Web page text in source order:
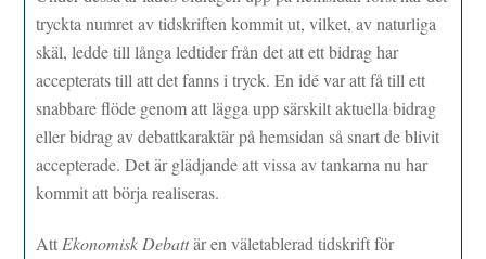
tryckta numret av tidskriften kommit ut, vilket, av naturliga
skäl, ledde till långa ledtider från det att ett bidrag har
accepterats till att det fanns i tryck. En idé var att få till ett
snabbare flöde genom att lägga upp särskilt aktuella bidrag
eller bidrag av debattkaraktär på hemsidan så snart de blivit
accepterade. Det är glädjande att vissa av tankarna nu har
kommit att börja realiseras.
Att Ekonomisk Debattär en väletablerad tidskrift för